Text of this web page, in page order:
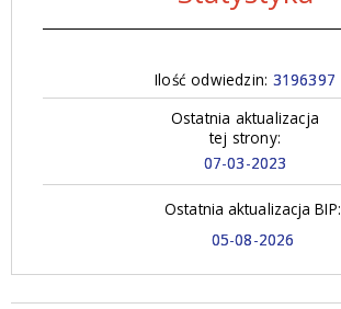
Ilość odwiedzin: 3196397
Ostatnia aktualizacja
tej strony:
07-03-2023
Ostatnia aktualizacja BIP:
05-08-2026